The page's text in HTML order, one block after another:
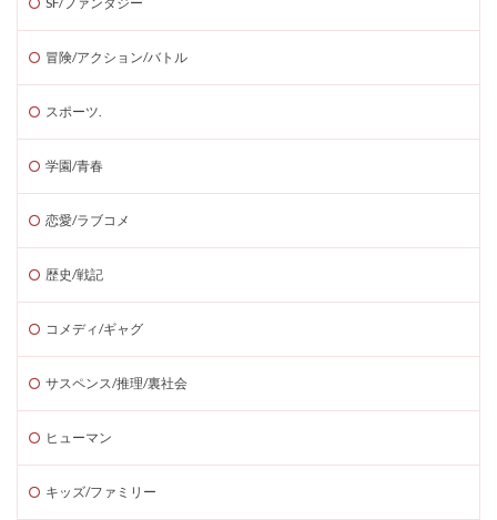
冒険/アクション/バトル
スポーツ.
学園/青春
恋愛/ラブコメ
歴史/戦記
コメディ/ギャグ
サスペンス/推理/裏社会
ヒューマン
キッズ/ファミリー